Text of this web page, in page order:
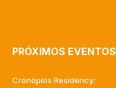
PRÓXIMOS EVENTOS
Cronópios Residency: